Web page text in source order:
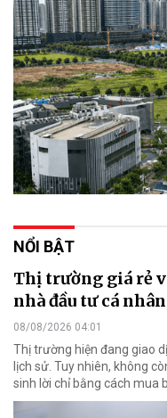
NỔI BẬT
Thị trường giá rẻ
nhà đầu tư cá nhân
08/08/2026 04:01
Thị trường hiện đang giao
lịch sử. Tuy nhiên, không
sinh lời chỉ bằng cách mua